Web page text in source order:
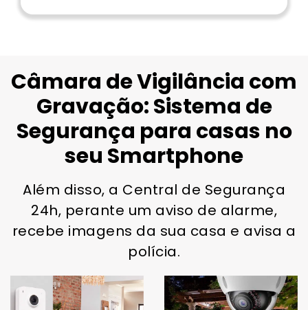
Câmara de Vigilância com
Gravação: Sistema de
Segurança para casas no
seu Smartphone
Além disso, a Central de Segurança
24h, perante um aviso de alarme,
recebe imagens da sua casa e avisa a
polícia.